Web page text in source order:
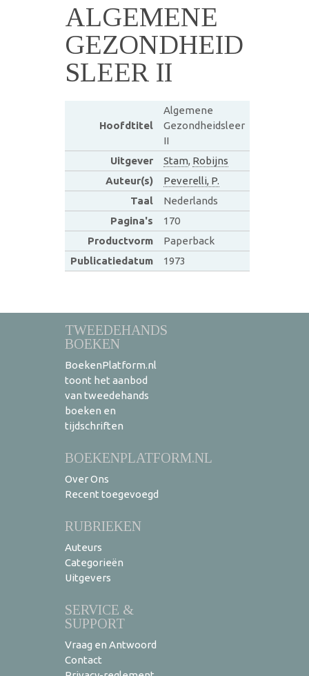
ALGEMENE
GEZONDHEID
SLEER II
Hoofdtitel
Algemene
Gezondheidsleer
II
Uitgever
Stam, Robijns
Auteur(s)
Peverelli, P.
Taal
Nederlands
Pagina's
170
Productvorm
Paperback
Publicatiedatum
1973
TWEEDEHANDS
BOEKEN
BoekenPlatform.nl
toont het aanbod
van tweedehands
boeken en
tijdschriften
BOEKENPLATFORM.NL
Over Ons
Recent toegevoegd
RUBRIEKEN
Auteurs
Categorieën
Uitgevers
SERVICE &
SUPPORT
Vraag en Antwoord
Contact